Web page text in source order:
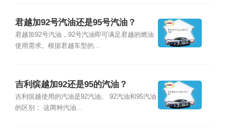
君越加92号汽油还是95号汽油？
君越加92号汽油，92号汽油即可满足君越的燃油
使用需求。根据君越车型的...
吉利缤越加92还是95的汽油？
吉利缤越使用的汽油是92汽油。 92汽油和95汽油
的区别： 这两种汽油...